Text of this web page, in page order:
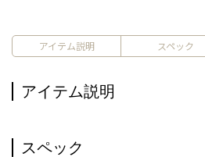
アイテム説明 スペック
アイテム説明
スペック